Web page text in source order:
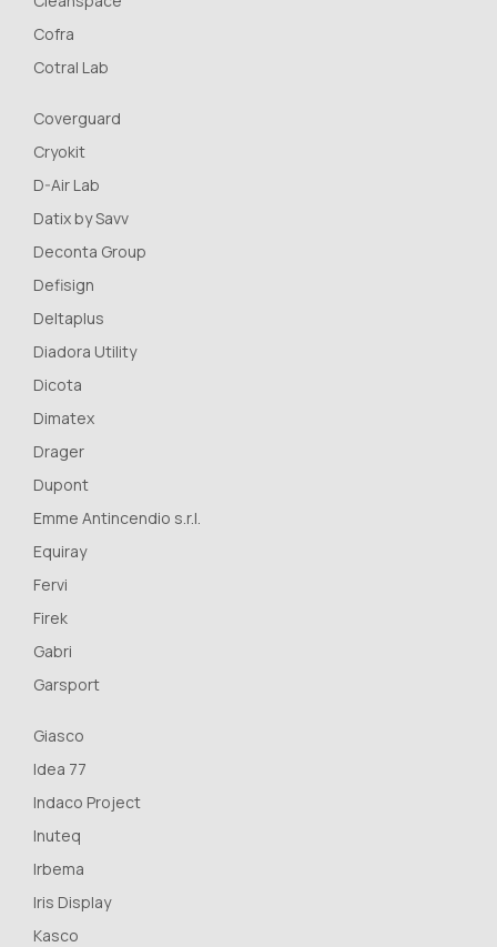
Cofra
Cotral Lab
Coverguard
Cryokit
D-Air Lab
Datix by Savv
Deconta Group
Defisign
Deltaplus
Diadora Utility
Dicota
Dimatex
Drager
Dupont
Emme Antincendio s.r.l.
Equiray
Fervi
Firek
Gabri
Garsport
Giasco
Idea 77
Indaco Project
Inuteq
Irbema
Iris Display
Kasco